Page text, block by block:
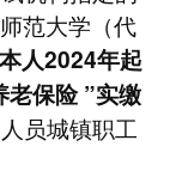
范大学（代
人2024年起
老保险 ”实缴
员城镇职工